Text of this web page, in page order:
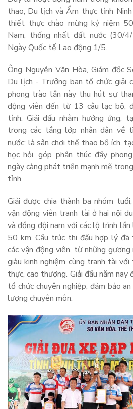
thao, Du lịch và Ẩm thực tỉnh
thiết thực chào mừng kỷ niệm
Nam, thống nhất đất nước (30/
Ngày Quốc tế Lao động 1/5.
Ông Nguyễn Văn Hòa, Giám đốc
Du lịch - Trưởng ban tổ chức giải
phong trào lần này thu hút sự
động viên đến từ 13 câu lạc bộ,
tỉnh. Giải đấu nhằm hưởng ứng,
trong các tầng lớp nhân dân về
nước; là sân chơi thể thao bổ ích,
học hỏi, góp phần thúc đẩy
ngày càng phát triển mạnh mẽ
tỉnh.
Giải được chia thành ba nhóm
vận động viên tranh tài ở hai nội
và đồng đội nam với các lộ trình
50 km. Cấu trúc thi đấu hợp lý
các vận động viên, từ những
giàu kinh nghiệm cùng tranh tài
thực, cao thượng. Giải đấu năm nay
tổ chức chuyên nghiệp, đảm bảo
lượng chuyên môn.